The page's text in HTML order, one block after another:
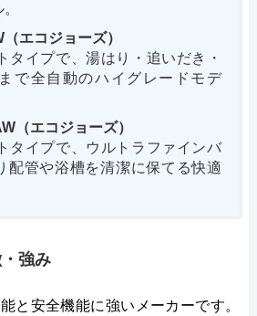
エコジョーズ）
タイプで、湯はり・追いだき・
で全自動のハイグレードモデ
（エコジョーズ）
タイプで、ウルトラファインバ
配管や浴槽を清潔に保てる快適
強み
と安全機能に強いメーカーです。